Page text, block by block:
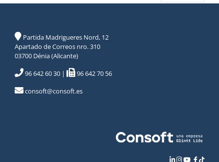
Partida Madrigueres Nord, 12
Apartado de Correos nro. 310
03700 Dénia (Alicante)
96 642 60 30 |
96 642 70 56
consoft@consoft.es